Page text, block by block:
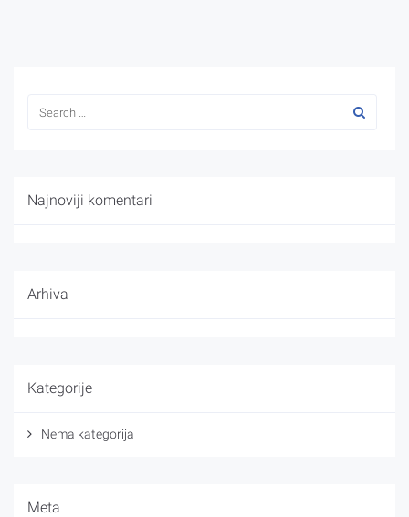
Najnoviji komentari
Arhiva
Kategorije
Nema kategorija
Meta